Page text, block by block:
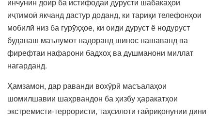
иҷтимоӣ якчанд дастур доданд, ки тариқи телефонҳои
мобилӣ низ ба гурӯҳҳое, ки оиди дуруст ё нодуруст
буданаш маълумот надоранд шинос нашаванд ва
фирефтаи нафарони бадхоҳ ва душманони миллат
нагарданд.
Ҳамзамон, дар раванди вохӯрӣ масъалаҳои
шомилшавии шаҳрвандон ба ҳизбу ҳаракатҳои
экстремистӣ-террористӣ, таҳсилоти ғайриқонунии динӣ